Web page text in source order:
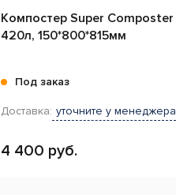
Компостер Super Composter
420л, 150*800*815мм
Под заказ
Доставка: уточните у менеджера
4 400 руб.